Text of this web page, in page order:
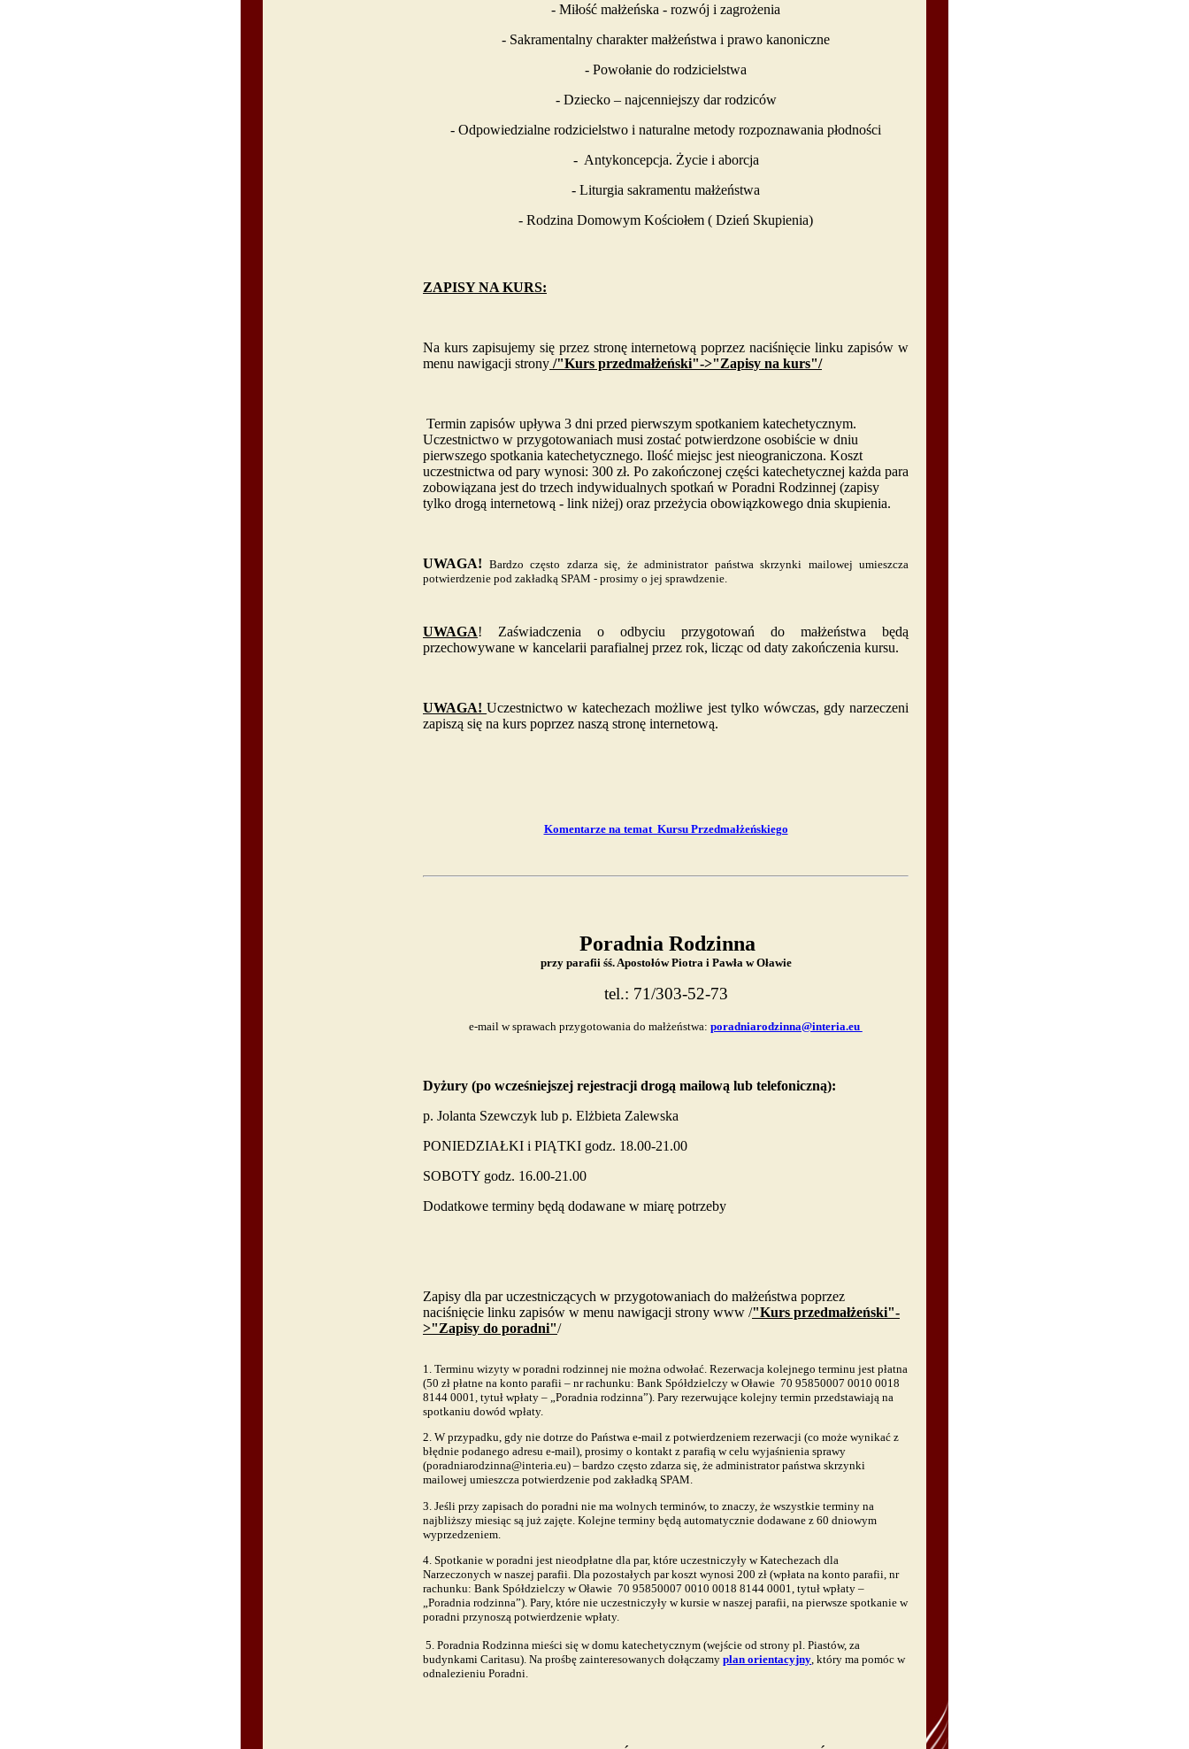
- Miłość małżeńska - rozwój i zagrożenia
- Sakramentalny charakter małżeństwa i prawo kanoniczne
- Powołanie do rodzicielstwa
- Dziecko – najcenniejszy dar rodziców
- Odpowiedzialne rodzicielstwo i naturalne metody rozpoznawania płodności
- Antykoncepcja. Życie i aborcja
- Liturgia sakramentu małżeństwa
- Rodzina Domowym Kościołem ( Dzień Skupienia)
ZAPISY NA KURS:
Na kurs zapisujemy się przez stronę internetową poprzez naciśnięcie linku zapisów w
menu nawigacji strony /"Kurs przedmałżeński"->"Zapisy na kurs"/
Termin zapisów upływa 3 dni przed pierwszym spotkaniem katechetycznym.
Uczestnictwo w przygotowaniach musi zostać potwierdzone osobiście w dniu
pierwszego spotkania katechetycznego. Ilość miejsc jest nieograniczona. Koszt
uczestnictwa od pary wynosi: 300 zł. Po zakończonej części katechetycznej każda para
zobowiązana jest do trzech indywidualnych spotkań w Poradni Rodzinnej (zapisy
tylko drogą internetową - link niżej) oraz przeżycia obowiązkowego dnia skupienia.
UWAGA! Bardzo często zdarza się, że administrator państwa skrzynki mailowej umieszcza
potwierdzenie pod zakładką SPAM - prosimy o jej sprawdzenie.
UWAGA! Zaświadczenia o odbyciu przygotowań do małżeństwa będą
przechowywane w kancelarii parafialnej przez rok, licząc od daty zakończenia kursu.
UWAGA!Uczestnictwo w katechezach możliwe jest tylko wówczas, gdy narzeczeni
zapiszą się na kurs poprzez naszą stronę internetową.
Komentarze na temat Kursu Przedmałżeńskiego
Poradnia Rodzinna
przy parafii śś. Apostołów Piotra i Pawła w Oławie
tel.: 71/303-52-73
e-mail w sprawach przygotowania do małżeństwa: poradniarodzinna@interia.eu
Dyżury (po wcześniejszej rejestracji drogą mailową lub telefoniczną):
p. Jolanta Szewczyk lub p. Elżbieta Zalewska
PONIEDZIAŁKI i PIĄTKI godz. 18.00-21.00
SOBOTY godz. 16.00-21.00
Dodatkowe terminy będą dodawane w miarę potrzeby
Zapisy dla par uczestniczących w przygotowaniach do małżeństwa poprzez
naciśnięcie linku zapisów w menu nawigacji strony www /"Kurs przedmałżeński"-
>"Zapisy do poradni"/
1. Terminu wizyty w poradni rodzinnej nie można odwołać. Rezerwacja kolejnego terminu jest płatna
(50 zł płatne na konto parafii – nr rachunku: Bank Spółdzielczy w Oławie 70 95850007 0010 0018
8144 0001, tytuł wpłaty – „Poradnia rodzinna”). Pary rezerwujące kolejny termin przedstawiają na
spotkaniu dowód wpłaty.
2. W przypadku, gdy nie dotrze do Państwa e-mail z potwierdzeniem rezerwacji (co może wynikać z
błędnie podanego adresu e-mail), prosimy o kontakt z parafią w celu wyjaśnienia sprawy
(poradniarodzinna@interia.eu) – bardzo często zdarza się, że administrator państwa skrzynki
mailowej umieszcza potwierdzenie pod zakładką SPAM.
3. Jeśli przy zapisach do poradni nie ma wolnych terminów, to znaczy, że wszystkie terminy na
najbliższy miesiąc są już zajęte. Kolejne terminy będą automatycznie dodawane z 60 dniowym
wyprzedzeniem.
4. Spotkanie w poradni jest nieodpłatne dla par, które uczestniczyły w Katechezach dla
Narzeczonych w naszej parafii. Dla pozostałych par koszt wynosi 200 zł (wpłata na konto parafii, nr
rachunku: Bank Spółdzielczy w Oławie 70 95850007 0010 0018 8144 0001, tytuł wpłaty –
„Poradnia rodzinna”). Pary, które nie uczestniczyły w kursie w naszej parafii, na pierwsze spotkanie w
poradni przynoszą potwierdzenie wpłaty.
5. Poradnia Rodzinna mieści się w domu katechetycznym (wejście od strony pl. Piastów, za
budynkami Caritasu). Na prośbę zainteresowanych dołączamy plan orientacyjny, który ma pomóc w
odnalezieniu Poradni.